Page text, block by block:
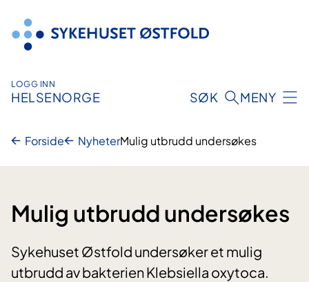
innhold
LOGG INN
HELSENORGE SØK MENY
Forside NyheterMulig utbrudd undersøkes
Mulig utbrudd undersøkes
Sykehuset Østfold undersøker et mulig
utbrudd av bakterien Klebsiella oxytoca.